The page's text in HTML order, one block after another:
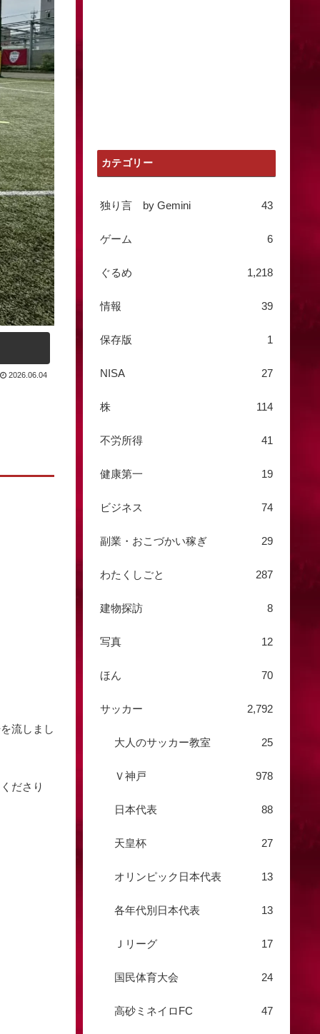
2026.06.04
流しまし
ださり
カテゴリー
独り言 by Gemini 43
ゲーム 6
ぐるめ 1,218
情報 39
保存版 1
NISA 27
株 114
不労所得 41
健康第一 19
ビジネス 74
副業・おこづかい稼ぎ 29
わたくしごと 287
建物探訪 8
写真 12
ほん 70
サッカー 2,792
大人のサッカー教室 25
Ｖ神戸 978
日本代表 88
天皇杯 27
オリンピック日本代表 13
各年代別日本代表 13
Ｊリーグ 17
国民体育大会 24
高砂ミネイロFC 47